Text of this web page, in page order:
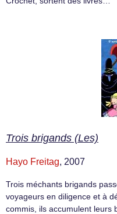
Trois brigands (Les)
Hayo Freitag, 2007
Trois méchants brigands
voyageurs en diligence et à
commis, ils accumulent leurs